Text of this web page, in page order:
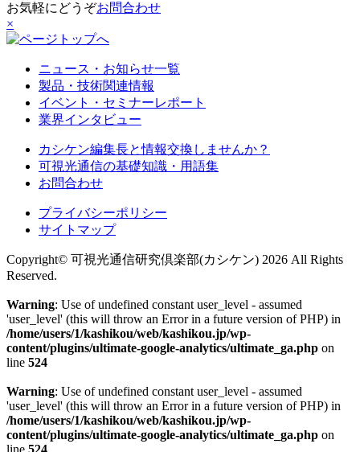
お気軽にどうぞお問合わせ
×
ニュース・お知らせ一覧
製品・技術関連情報
イベント・セミナーレポート
業界インタビュー
カシケン編集長と情報交換しませんか？
可視光通信の基礎知識・用語集
お問合わせ
プライバシーポリシー
サイトマップ
Copyright© 可視光通信研究倶楽部(カシケン) 2026 All Rights
Reserved.
Warning: Use of undefined constant user_level - assumed
'user_level' (this will throw an Error in a future version of PHP) in
/home/users/1/kashikou/web/kashikou.jp/wp-
content/plugins/ultimate-google-analytics/ultimate_ga.php on
line 524
Warning: Use of undefined constant user_level - assumed
'user_level' (this will throw an Error in a future version of PHP) in
/home/users/1/kashikou/web/kashikou.jp/wp-
content/plugins/ultimate-google-analytics/ultimate_ga.php on